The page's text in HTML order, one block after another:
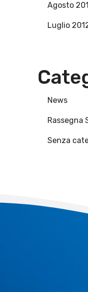
Agosto
Luglio
News
Rassegna
Senza